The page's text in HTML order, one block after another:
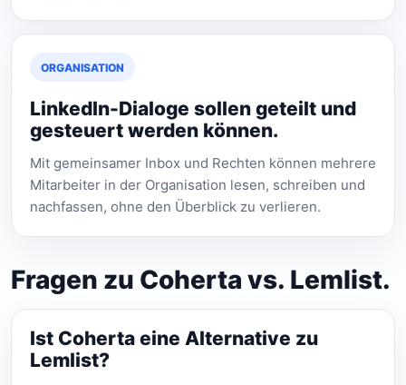
ORGANISATION
LinkedIn-Dialoge sollen geteilt und
gesteuert werden können.
Mit gemeinsamer Inbox und Rechten können mehrere
Mitarbeiter in der Organisation lesen, schreiben und
nachfassen, ohne den Überblick zu verlieren.
Fragen zu Coherta vs. Lemlist.
Ist Coherta eine Alternative zu
Lemlist?